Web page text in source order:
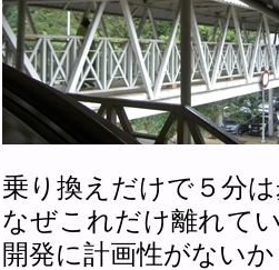
乗り換えだけで５分
なぜこれだけ離れて
開発に計画性がない